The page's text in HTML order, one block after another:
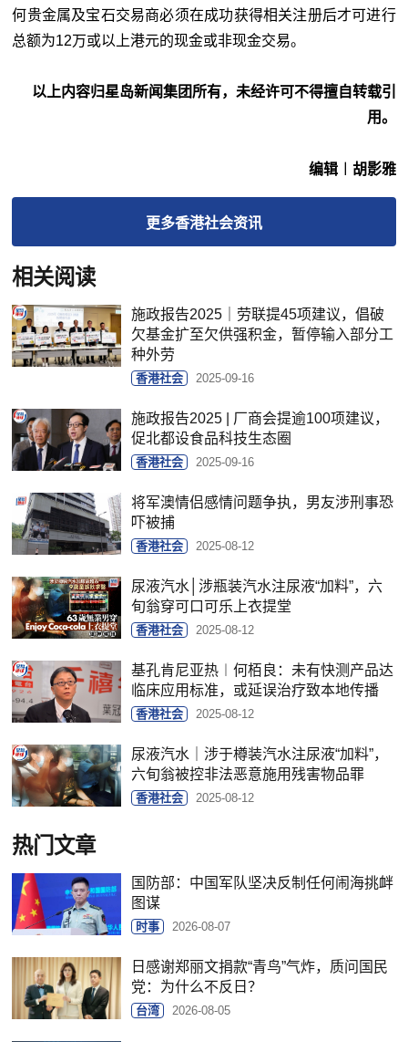
何贵金属及宝石交易商必须在成功获得相关注册后才可进行
总额为12万或以上港元的现金或非现金交易。
以上内容归星岛新闻集团所有，未经许可不得擅自转载引
用。
编辑︱胡影雅
更多香港社会资讯
相关阅读
施政报告2025｜劳联提45项建议，倡破
欠基金扩至欠供强积金，暂停输入部分工
种外劳
香港社会 2025-09-16
施政报告2025 | 厂商会提逾100项建议，
促北都设食品科技生态圈
香港社会 2025-09-16
将军澳情侣感情问题争执，男友涉刑事恐
吓被捕
香港社会 2025-08-12
尿液汽水│涉瓶装汽水注尿液“加料”，六
旬翁穿可口可乐上衣提堂
香港社会 2025-08-12
基孔肯尼亚热︱何栢良：未有快测产品达
临床应用标准，或延误治疗致本地传播
香港社会 2025-08-12
尿液汽水｜涉于樽装汽水注尿液“加料”，
六旬翁被控非法恶意施用残害物品罪
香港社会 2025-08-12
热门文章
国防部：中国军队坚决反制任何闹海挑衅
图谋
时事 2026-08-07
日感谢郑丽文捐款“青鸟”气炸，质问国民
党：为什么不反日？
台湾 2026-08-05